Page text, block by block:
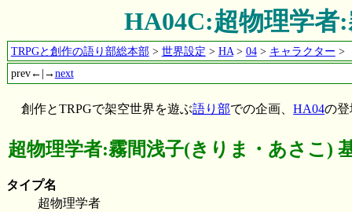
HA04C:超物理学者
TRPGと創作の語り部総本部> 世界設定 > HA> 04> キャラクター >
prev←|→next
創作とTRPGで架空世界を遊ぶ語り部での企画、HA04の
超物理学者:霧間浅子(きりま・あさこ)
タイプ名
超物理学者